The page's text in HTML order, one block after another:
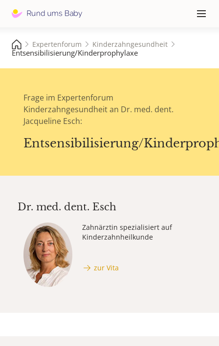
≡
Expertenforum Kinderzahngesundheit
Entsensibilisierung/Kinderprophylaxe
Frage im Expertenforum
Kinderzahngesundheit an Dr. med. dent.
Jacqueline Esch:
Entsensibilisierung/
Dr. med. dent. Esch
Zahnärztin spezialisiert auf
Kinderzahnheilkunde
zur Vita